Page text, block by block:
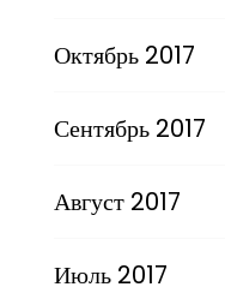
Октябрь 2017
Сентябрь 2017
Август 2017
Июль 2017